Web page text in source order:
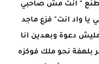
" انت مش صاحبي
يا واد انت" فزع ماجد
مليش دعوة وبعدين انا
بلهفة نحو ملك فوكزه